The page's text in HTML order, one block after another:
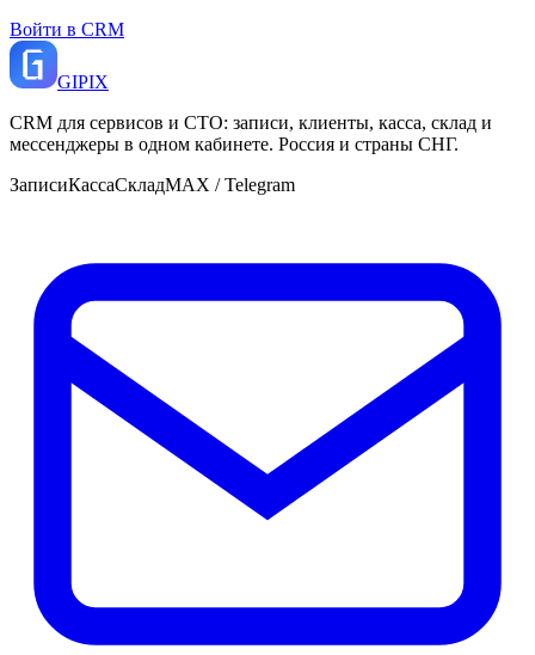
Войти в CRM
GIPIX
CRM для сервисов и СТО: записи, клиенты, касса, склад и
мессенджеры в одном кабинете. Россия и страны СНГ.
ЗаписиКассаСкладMAX / Telegram